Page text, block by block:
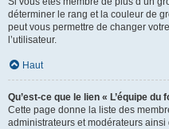
déterminer le rang et la couleur de
peut vous permettre de changer
l’utilisateur.
Haut
Qu’est-ce que le lien « L’équipe du
Cette page donne la liste des
administrateurs et modérateurs